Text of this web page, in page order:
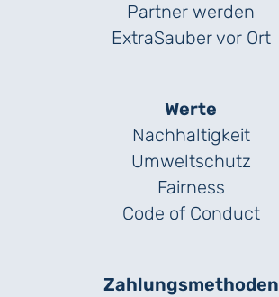
Partner werden
ExtraSauber vor Ort
Werte
Nachhaltigkeit
Umweltschutz
Fairness
Code of Conduct
Zahlungs­methoden